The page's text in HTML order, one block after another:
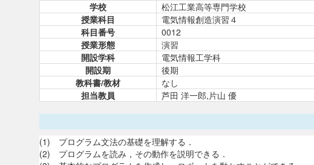
学校 松江工業高等専門学校
授業科目
電気情報創造演習４
科目番号
0012
授業形態
演習
開設学科
電気情報工学科
開設期
後期
教科書/教材
なし
担当教員
芦田 洋一郎,片山 優
(1) プログラム文法の基礎を理解する．
(2) プログラムを読み，その動作を説明できる．